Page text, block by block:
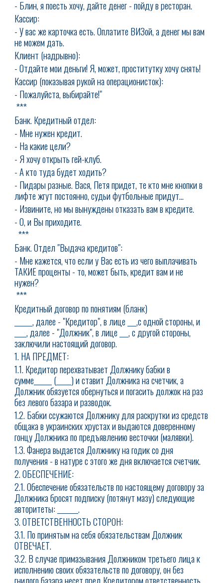
- Блин, я поесть хочу, дайте денег - пойду в ресторан.
Кассир:
- У вас же карточка есть. Оплатите ВИЗой, а денег мы вам
не можем дать.
Клиент (надрывно):
- Отдайте мои деньги! Я, может, проститутку хочу снять!
Кассир (показывая рукой на операционисток):
- Пожалуйста, выбирайте!"
***
Банк. Кредитный отдел:
- Мне нужен кредит.
- На какие цели?
- Я хочу открыть гей-клуб.
- А кто туда будет ходить?
- Пидары разные. Вася, Петя придет, те кто мне кнопки в
лифте жгут постоянно, судьи футбольные придут...
- Извините, но мы вынуждены отказать вам в кредите.
- О, и Вы приходите.
***
Банк. Отдел "Выдача кредитов":
- Мне кажется, что если у Вас есть из чего выплачивать
ТАКИЕ проценты - то, может быть, кредит вам и не
нужен?
***
Кредитный договор по понятиям (бланк)
______, далее - "Кредитор", в лице ___,с одной стороны, и
____, далее - "Должник", в лице ___, с другой стороны,
заключили настоящий договор.
1. НА ПРЕДМЕТ:
1.1. Кредитор перехватывает Должнику бабки в
сумме______ (_____) и ставит Должника на счетчик, а
Должник обязуется обернуться и погасить должок на раз
без левого базара и разводок.
1.2. Бабки ссужаются Должнику для раскрутки из средств
общака в украинских хрустах и выдаются доверенному
гонцу Должника по предъявлению весточки (малявки).
1.3. Фанера выдается Должнику на годик со дня
получения - в натуре с этого же дня включается счетчик.
2. ОБЕСПЕЧЕНИЕ:
2.1. Обеспечение обязательств по настоящему договору за
Должника бросят подписку (потянут мазу) следующие
авторитеты: _______.
3. ОТВЕТСТВЕННОСТЬ СТОРОН:
3.1. По принятым на себя обязательствам Должник
ОТВЕЧАЕТ.
3.2. В случае примазывания Должником третьего лица к
исполнению своих обязательств по договору, он без
гнилого базара несет пред Кредитором ответственность